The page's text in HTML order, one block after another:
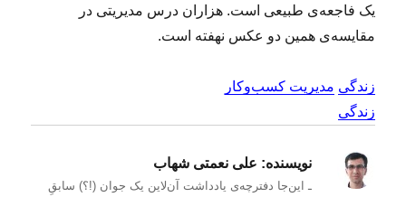
یک فاجعه‌ی طبیعی است. هزاران درس مدیریتی در
مقایسه‌ی همین دو عکس نهفته است.
زندگی مدیریت کسب‌و‌کار
زندگی
نویسنده: علی نعمتی شهاب
ـ این‌جا دفترچه‌ی یادداشت‌ آن‌لاین یک جوان (!؟) سابقِ